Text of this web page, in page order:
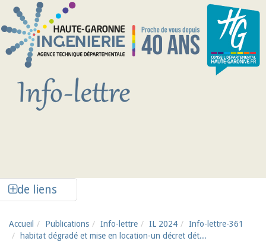
Aller au contenu principal
de liens
Accueil Publications Info-lettre IL 2024
Info-lettre-361
habitat dégradé et mise en location-un décret dét...